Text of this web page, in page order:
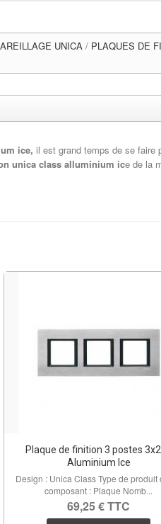
UNICA / PLAQUES DE
ice, il est grand temps de se faire
unica class alluminium ice de la
Plaque de finition 3 postes
Aluminium Ice
Design : Unica Class Type de produit
composant : Plaque Nomb...
69,25 € TTC